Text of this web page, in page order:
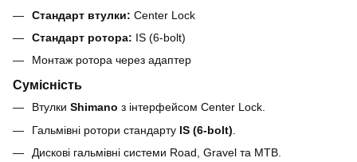
Стандарт втулки: Center Lock
Стандарт ротора: IS (6-bolt)
Монтаж ротора через адаптер
Сумісність
Втулки Shimano з інтерфейсом Center Lock.
Гальмівні ротори стандарту IS (6-bolt)
Дискові гальмівні системи Road, Gravel та MTB.